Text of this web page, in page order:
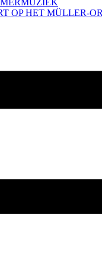
OP HET MÜLLER-